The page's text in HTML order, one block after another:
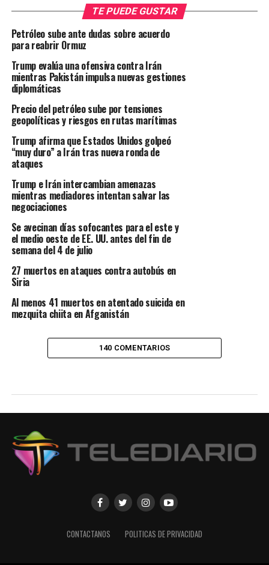
TE PUEDE GUSTAR
Petróleo sube ante dudas sobre acuerdo
para reabrir Ormuz
Trump evalúa una ofensiva contra Irán
mientras Pakistán impulsa nuevas gestiones
diplomáticas
Precio del petróleo sube por tensiones
geopolíticas y riesgos en rutas marítimas
Trump afirma que Estados Unidos golpeó
“muy duro” a Irán tras nueva ronda de
ataques
Trump e Irán intercambian amenazas
mientras mediadores intentan salvar las
negociaciones
Se avecinan días sofocantes para el este y
el medio oeste de EE. UU. antes del fin de
semana del 4 de julio
27 muertos en ataques contra autobús en
Siria
Al menos 41 muertos en atentado suicida en
mezquita chiita en Afganistán
140 COMENTARIOS
CONTACTANOS POLITICAS DE PRIVACIDAD